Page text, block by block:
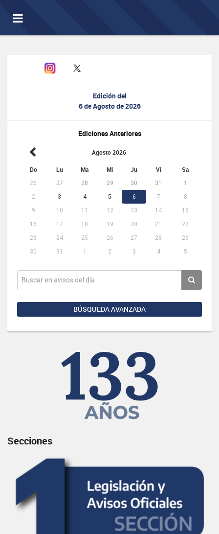
Toggle
navigation
Edición del
6 de Agosto de 2026
Ediciones Anteriores
Agosto 2026
Do Lu Ma Mi Ju Vi Sa
26 27 28 29 30 31
1
2
3 4 5 6 7
8
9
10 11 12 13 14
15
16
17 18 19 20 21
22
23
24 25 26 27 28
29
30
31 1 2 3 4 5
BÚSQUEDA AVANZADA
Secciones